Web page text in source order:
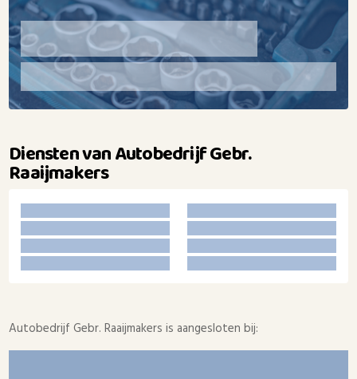
Diensten van Autobedrijf Gebr.
Raaijmakers
Autobedrijf Gebr. Raaijmakers is aangesloten bij: